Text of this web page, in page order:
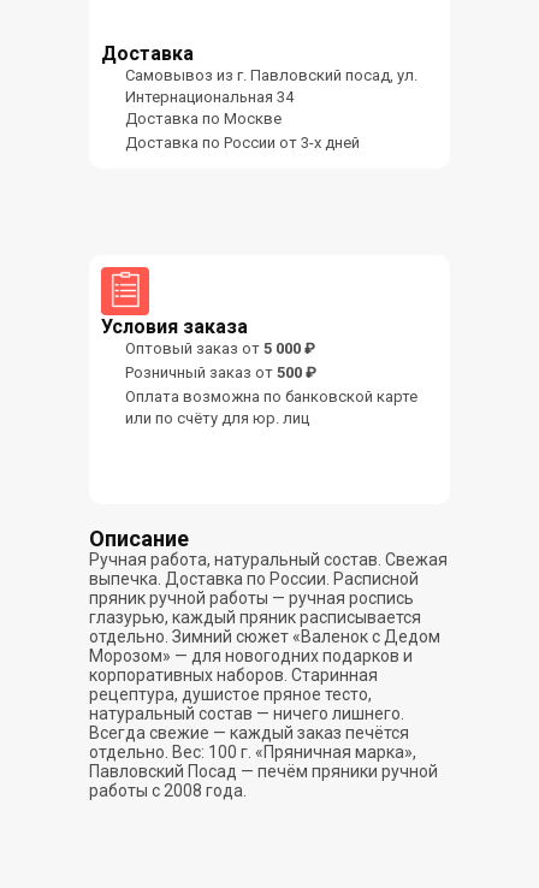
Описание
Ручная работа, натуральный состав. Свежая
выпечка. Доставка по России. Расписной
пряник ручной работы — ручная роспись
глазурью, каждый пряник расписывается
отдельно. Зимний сюжет «Валенок с Дедом
Морозом» — для новогодних подарков и
корпоративных наборов. Старинная
рецептура, душистое пряное тесто,
натуральный состав — ничего лишнего.
Всегда свежие — каждый заказ печётся
отдельно. Вес: 100 г. «Пряничная марка»,
Павловский Посад — печём пряники ручной
работы с 2008 года.
Доставка
Самовывоз из г. Павловский посад, ул.
Интернациональная 34
Доставка по Москве
Доставка по России от 3-х дней
Условия заказа
Оптовый заказ от 5 000 ₽
Розничный заказ от 500 ₽
Оплата возможна по банковской карте
или по счёту для юр. лиц